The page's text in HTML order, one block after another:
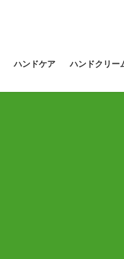
ハンドケア ハンドクリー